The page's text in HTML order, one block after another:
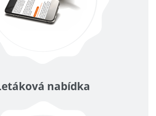
nabídka